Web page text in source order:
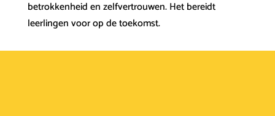
betrokkenheid en zelfvertrouwen. Het bereidt
leerlingen voor op de toekomst.